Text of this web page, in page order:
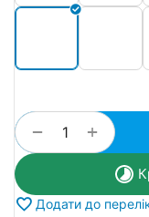
+
−
Додати до